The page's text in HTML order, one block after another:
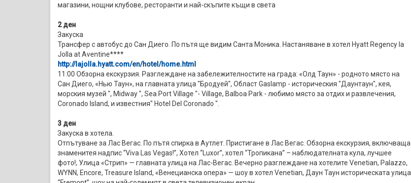
магазини, нощни клубове, ресторанти и най-скъпите къщи в света
2 ден
Закуска
Трансфер с автобус до Сан Диего. По пътя ще видим Санта Моника. Настаняване в хотел Hyatt Regency la
Jolla at Aventine****
http://lajolla. hyatt.com/en/hotel/home. html
11:00 Обзорна екскурзия. Разглеждане на забележителностите на града: «Олд Таун» - родното място на
Сан Диего, «Нью Таун», на главната улица "Бродуей", Област Gaslamp - историческия "Даунтаун", кея,
морския музей ", Midway ", Sea Port Village "- Village, Balboa Park - любимо място за отдих и развлечения,
Coronado Island, и известния" Hotel Del Coronado ".
3 ден
Закуска в хотела.
Отпътуване за Лас Вегас. По пътя спирка в Аутлет. Пристигане в Лас Вегас. Обзорна екскурзия, включваща
знаменитея надпис “Viva Las Vegas!”, Хотел “Luxor”, хотел “Тропикана” – наблюдателната кула, лучшее
фото!, Улица «Стрип» — главната улица на Лас-Вегас. Вечерно разглеждане на хотелите Venetian, Palazzo,
WYNN, Encore, Treasure Island, «Венецианска опера» — шоу в хотел Venetian, Даун Таун историческата улица